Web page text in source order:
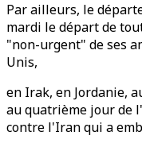
Par ailleurs, le
mardi le départ de
"non-urgent" de ses
Unis,
en Irak, en Jordanie,
au quatrième jour de
contre l'Iran qui a